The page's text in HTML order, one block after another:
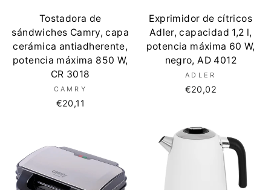
Tostadora de
sándwiches Camry, capa
cerámica antiadherente,
potencia máxima 850 W,
CR 3018
CAMRY
€20,11
Exprimidor de cítricos
Adler, capacidad 1,2 l,
potencia máxima 60 W,
negro, AD 4012
ADLER
€20,02